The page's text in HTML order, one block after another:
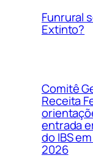
Funrural
Extinto?
Comitê
Receita
entrada
do IBS
2026